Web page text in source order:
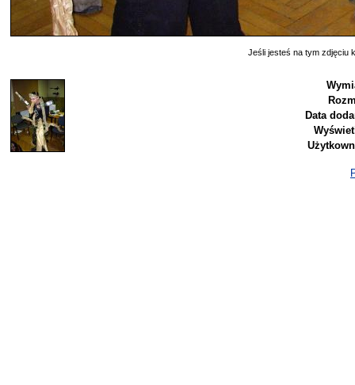
Jeśli jesteś na tym zdjęciu
Data